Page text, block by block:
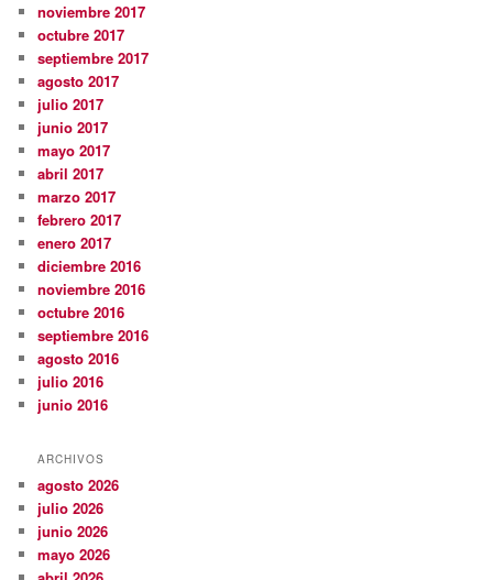
noviembre 2017
octubre 2017
septiembre 2017
agosto 2017
julio 2017
junio 2017
mayo 2017
abril 2017
marzo 2017
febrero 2017
enero 2017
diciembre 2016
noviembre 2016
octubre 2016
septiembre 2016
agosto 2016
julio 2016
junio 2016
ARCHIVOS
agosto 2026
julio 2026
junio 2026
mayo 2026